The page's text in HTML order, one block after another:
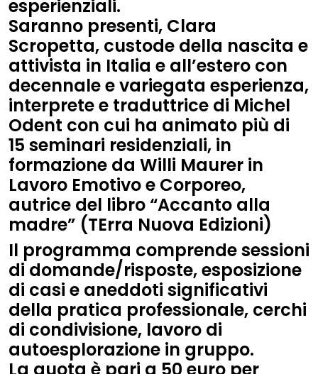
esperienziali.
Saranno presenti, Clara
Scropetta, custode della nascita e
attivista in Italia e all’estero con
decennale e variegata esperienza,
interprete e traduttrice di Michel
Odent con cui ha animato più di
15 seminari residenziali, in
formazione da Willi Maurer in
Lavoro Emotivo e Corporeo,
autrice del libro “Accanto alla
madre” (TErra Nuova Edizioni)
Il programma comprende sessioni
di domande/risposte, esposizione
di casi e aneddoti significativi
della pratica professionale, cerchi
di condivisione, lavoro di
autoesplorazione in gruppo.